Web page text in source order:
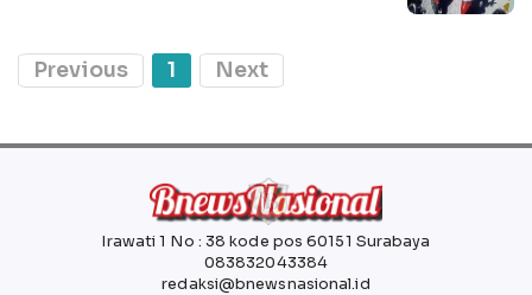
Previous 1 Next
Irawati 1 No : 38 kode pos 60151 Surabaya
083832043384
redaksi@bnewsnasional.id